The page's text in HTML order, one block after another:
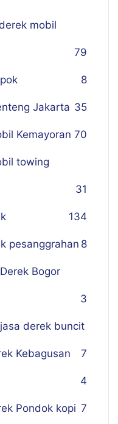
mobil
79
8
Jakarta 35
Kemayoran 70
towing
31
134
pesanggrahan 8
Bogor
3
derek buncit
7
Kebagusan
4
Pondok kopi 7